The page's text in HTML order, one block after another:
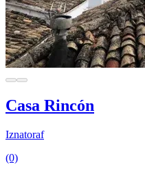
Casa Rincón
Iznatoraf
(0)